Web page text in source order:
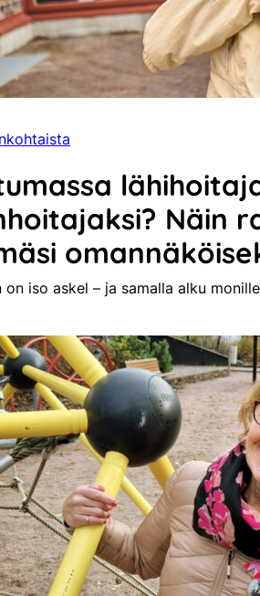
Näin
on iso askel – ja samalla alku